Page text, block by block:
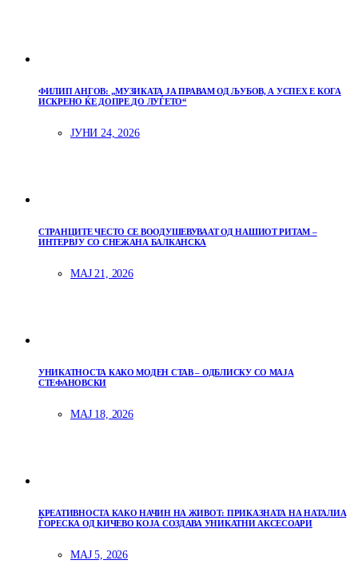
ФИЛИП АНГОВ: „МУЗИКАТА ЈА ПРАВАМ ОД ЉУБОВ, А УСПЕХ Е КОГА
ИСКРЕНО ЌЕ ДОПРЕ ДО ЛУЃЕТО“
ЈУНИ 24, 2026
СТРАНЦИТЕ ЧЕСТО СЕ ВООДУШЕВУВААТ ОД НАШИОТ РИТАМ –
ИНТЕРВЈУ СО СНЕЖАНА БАЛКАНСКА
МАЈ 21, 2026
УНИКАТНОСТА КАКО МОДЕН СТАВ – ОДБЛИСКУ СО МАЈА
СТЕФАНОВСКИ
МАЈ 18, 2026
КРЕАТИВНОСТА КАКО НАЧИН НА ЖИВОТ: ПРИКАЗНАТА НА НАТАЛИА
ЃОРЕСКА ОД КИЧЕВО КОЈА СОЗДАВА УНИКАТНИ АКСЕСОАРИ
МАЈ 5, 2026